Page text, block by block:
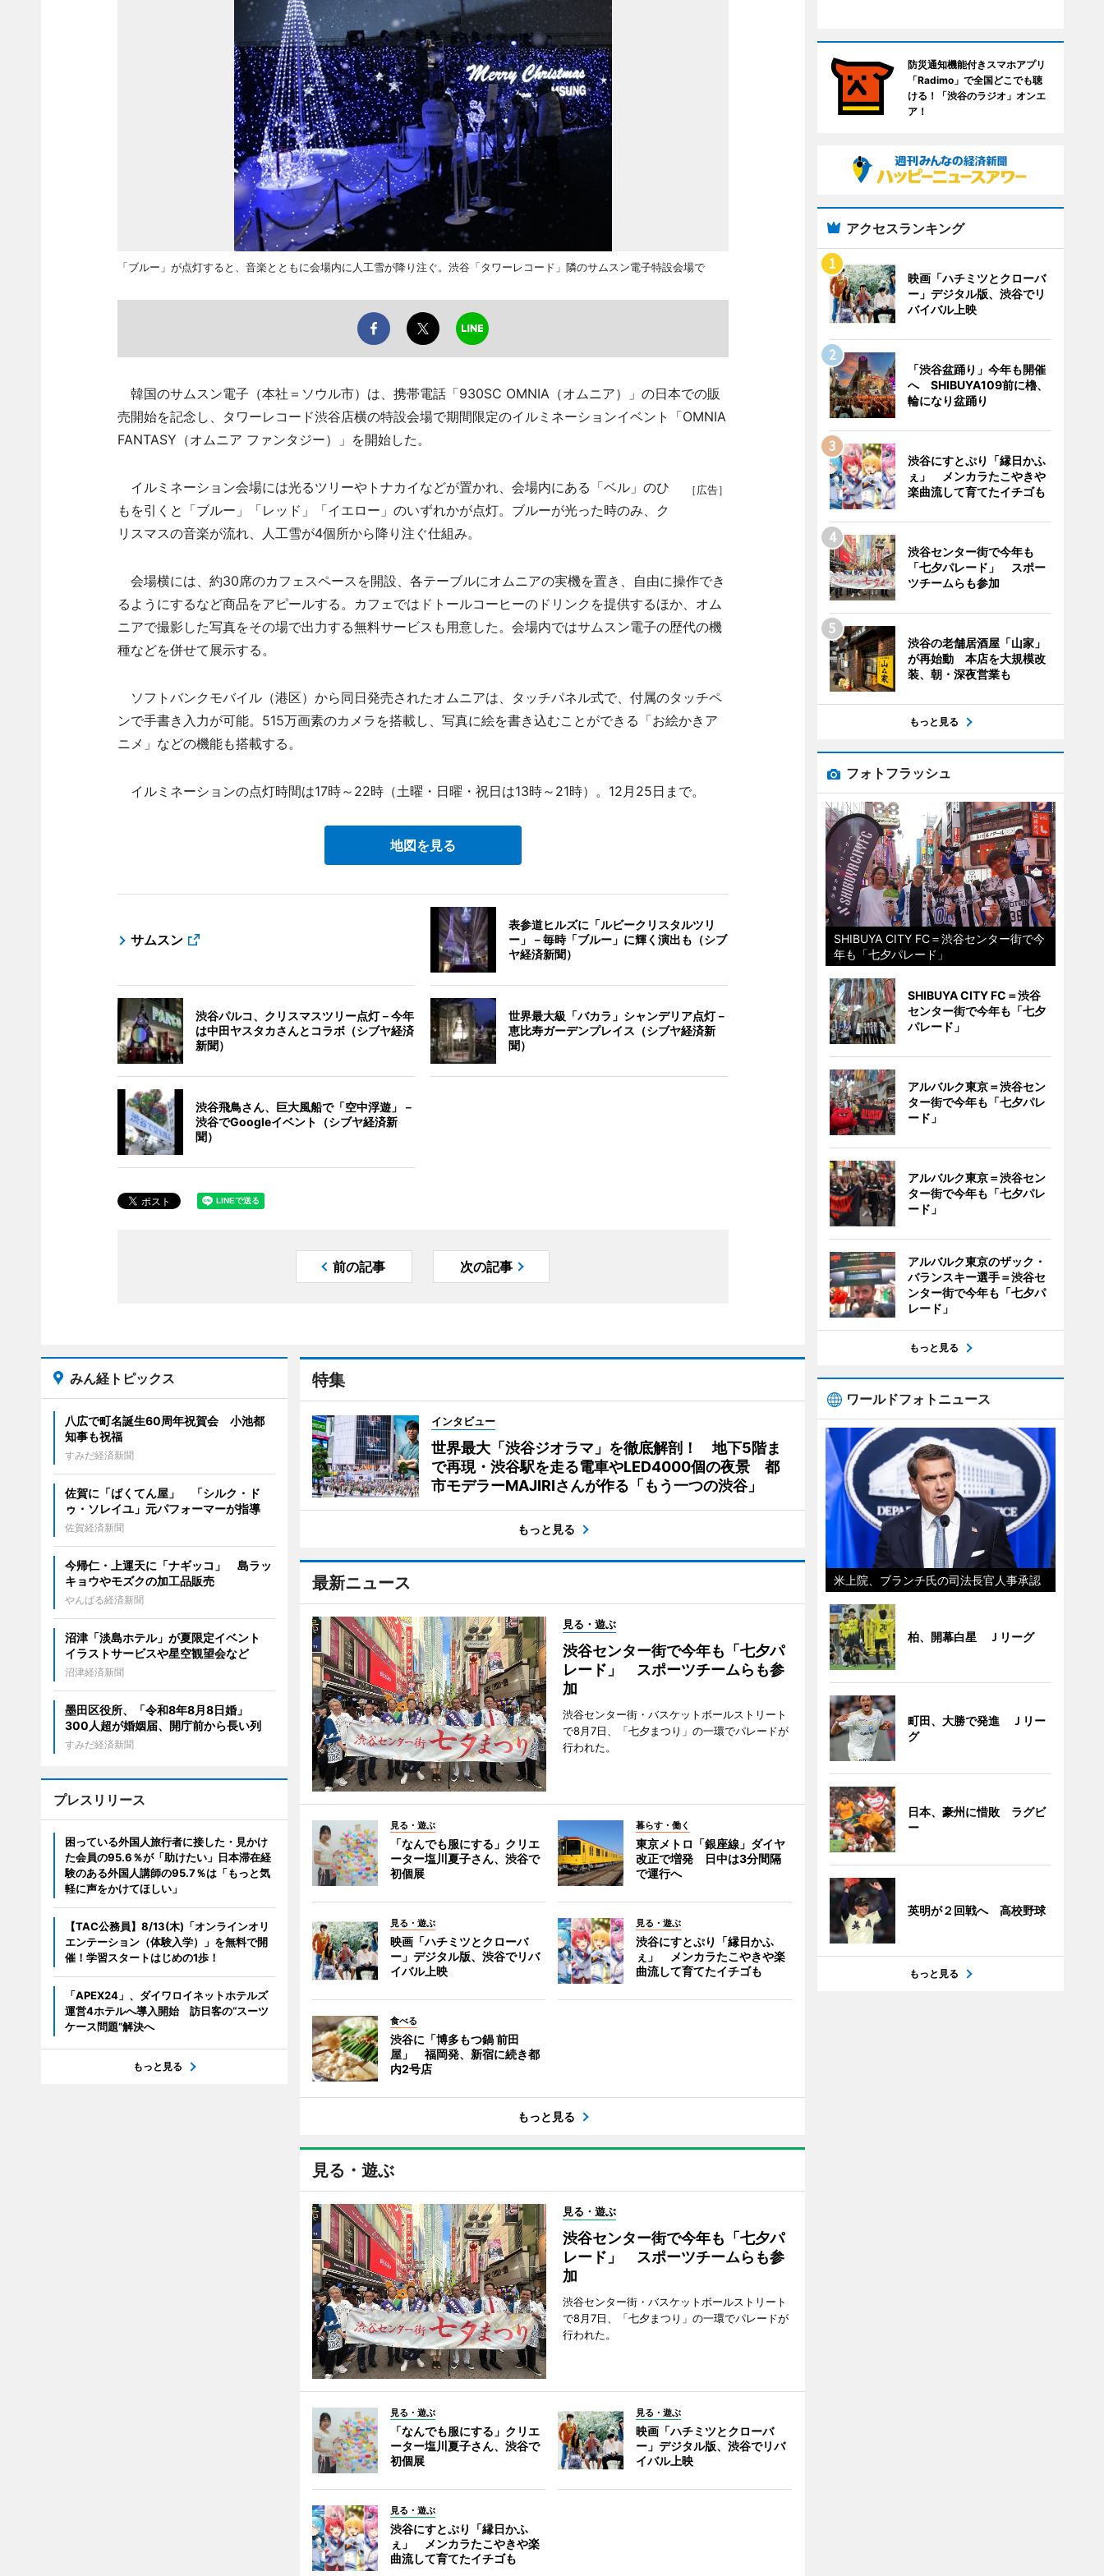
「ブルー」が点灯すると、音楽とともに会場内に人工雪が降り注ぐ。渋谷「タワーレコード」隣のサムスン電子特設会場で
韓国のサムスン電子（本社＝ソウル市）は、携帯電話「930SC OMNIA（オムニア）」の日本での販
売開始を記念し、タワーレコード渋谷店横の特設会場で期間限定のイルミネーションイベント「OMNIA
FANTASY（オムニア ファンタジー）」を開始した。
［広告］
イルミネーション会場には光るツリーやトナカイなどが置かれ、会場内にある「ベル」のひ
もを引くと「ブルー」「レッド」「イエロー」のいずれかが点灯。ブルーが光った時のみ、ク
リスマスの音楽が流れ、人工雪が4個所から降り注ぐ仕組み。
会場横には、約30席のカフェスペースを開設、各テーブルにオムニアの実機を置き、自由に操作でき
るようにするなど商品をアピールする。カフェではドトールコーヒーのドリンクを提供するほか、オム
ニアで撮影した写真をその場で出力する無料サービスも用意した。会場内ではサムスン電子の歴代の機
種などを併せて展示する。
ソフトバンクモバイル（港区）から同日発売されたオムニアは、タッチパネル式で、付属のタッチペ
ンで手書き入力が可能。515万画素のカメラを搭載し、写真に絵を書き込むことができる「お絵かきア
ニメ」などの機能も搭載する。
イルミネーションの点灯時間は17時～22時（土曜・日曜・祝日は13時～21時）。12月25日まで。
地図を見る
サムスン
表参道ヒルズに「ルビークリスタルツリ
ー」－毎時「ブルー」に輝く演出も（シブ
ヤ経済新聞）
渋谷パルコ、クリスマスツリー点灯－今年
は中田ヤスタカさんとコラボ（シブヤ経済
新聞）
世界最大級「バカラ」シャンデリア点灯－
恵比寿ガーデンプレイス（シブヤ経済新
聞）
渋谷飛鳥さん、巨大風船で「空中浮遊」－
渋谷でGoogleイベント（シブヤ経済新
聞）
前の記事 次の記事
特集
インタビュー
世界最大「渋谷ジオラマ」を徹底解剖！ 地下5階ま
で再現・渋谷駅を走る電車やLED4000個の夜景 都
市モデラーMAJIRIさんが作る「もう一つの渋谷」
もっと見る
最新ニュース
見る・遊ぶ
渋谷センター街で今年も「七夕パ
レード」 スポーツチームらも参
加
渋谷センター街・バスケットボールストリート
で8月7日、「七夕まつり」の一環でパレードが
行われた。
見る・遊ぶ
「なんでも服にする」クリエ
ーター塩川夏子さん、渋谷で
初個展
暮らす・働く
東京メトロ「銀座線」ダイヤ
改正で増発 日中は3分間隔
で運行へ
見る・遊ぶ
映画「ハチミツとクローバ
ー」デジタル版、渋谷でリバ
イバル上映
見る・遊ぶ
渋谷にすとぷり「縁日かふ
ぇ」 メンカラたこやきや楽
曲流して育てたイチゴも
食べる
渋谷に「博多もつ鍋 前田
屋」 福岡発、新宿に続き都
内2号店
もっと見る
見る・遊ぶ
見る・遊ぶ
渋谷センター街で今年も「七夕パ
レード」 スポーツチームらも参
加
渋谷センター街・バスケットボールストリート
で8月7日、「七夕まつり」の一環でパレードが
行われた。
見る・遊ぶ
「なんでも服にする」クリエ
ーター塩川夏子さん、渋谷で
初個展
見る・遊ぶ
映画「ハチミツとクローバ
ー」デジタル版、渋谷でリバ
イバル上映
見る・遊ぶ
渋谷にすとぷり「縁日かふ
ぇ」 メンカラたこやきや楽
曲流して育てたイチゴも
みん経トピックス
八広で町名誕生60周年祝賀会 小池都
知事も祝福
すみだ経済新聞
佐賀に「ばくてん屋」 「シルク・ド
ゥ・ソレイユ」元パフォーマーが指導
佐賀経済新聞
今帰仁・上運天に「ナギッコ」 島ラッ
キョウやモズクの加工品販売
やんばる経済新聞
沼津「淡島ホテル」が夏限定イベント
イラストサービスや星空観望会など
沼津経済新聞
墨田区役所、「令和8年8月8日婚」
300人超が婚姻届、開庁前から長い列
すみだ経済新聞
プレスリリース
困っている外国人旅行者に接した・見かけ
た会員の95.6％が「助けたい」日本滞在経
験のある外国人講師の95.7％は「もっと気
軽に声をかけてほしい」
【TAC公務員】8/13(木)「オンラインオリ
エンテーション（体験入学）」を無料で開
催！学習スタートはじめの1歩！
「APEX24」、ダイワロイネットホテルズ
運営4ホテルへ導入開始 訪日客の“スーツ
ケース問題”解決へ
もっと見る
防災通知機能付きスマホアプリ
「Radimo」で全国どこでも聴
ける！「渋谷のラジオ」オンエ
ア！
アクセスランキング
映画「ハチミツとクローバ
ー」デジタル版、渋谷でリ
バイバル上映
「渋谷盆踊り」今年も開催
へ SHIBUYA109前に櫓、
輪になり盆踊り
渋谷にすとぷり「縁日かふ
ぇ」 メンカラたこやきや
楽曲流して育てたイチゴも
渋谷センター街で今年も
「七夕パレード」 スポー
ツチームらも参加
渋谷の老舗居酒屋「山家」
が再始動 本店を大規模改
装、朝・深夜営業も
もっと見る
フォトフラッシュ
SHIBUYA CITY FC＝渋谷センター街で今
年も「七夕パレード」
SHIBUYA CITY FC＝渋谷
センター街で今年も「七夕
パレード」
アルバルク東京＝渋谷セン
ター街で今年も「七夕パレ
ード」
アルバルク東京＝渋谷セン
ター街で今年も「七夕パレ
ード」
アルバルク東京のザック・
バランスキー選手＝渋谷セ
ンター街で今年も「七夕パ
レード」
もっと見る
ワールドフォトニュース
米上院、ブランチ氏の司法長官人事承認
柏、開幕白星 Ｊリーグ
町田、大勝で発進 Ｊリー
グ
日本、豪州に惜敗 ラグビ
ー
英明が２回戦へ 高校野球
もっと見る